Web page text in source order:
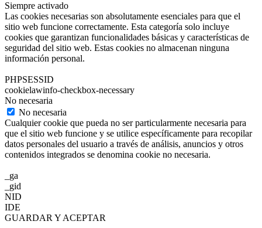
Siempre activado
Las cookies necesarias son absolutamente esenciales para que el
sitio web funcione correctamente. Esta categoría solo incluye
cookies que garantizan funcionalidades básicas y características de
seguridad del sitio web. Estas cookies no almacenan ninguna
información personal.
PHPSESSID
cookielawinfo-checkbox-necessary
No necesaria
No necesaria
Cualquier cookie que pueda no ser particularmente necesaria para
que el sitio web funcione y se utilice específicamente para recopilar
datos personales del usuario a través de análisis, anuncios y otros
contenidos integrados se denomina cookie no necesaria.
_ga
_gid
NID
IDE
GUARDAR Y ACEPTAR